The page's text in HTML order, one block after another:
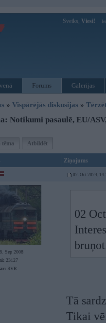
Sveiks, Viesi!
Forums Galerijas
» Vispārējās diskusijas »
Notikumi pasaulē, EU/
tēma Atbildēt
Ziņojums
02. Oct 2024,
Sep 2008
23127
RVR
02
Tā
Tikai